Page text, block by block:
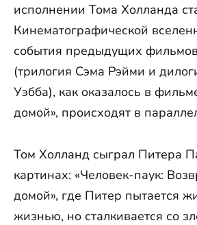
исполнении Тома Холланда
Кинематографической
события предыдущих
(трилогия Сэма Рэйми и
Уэбба), как оказалось в
домой», происходят в
Том Холланд сыграл Питера
картинах: «Человек-паук:
домой», где Питер пытается
жизнью, но сталкивается со